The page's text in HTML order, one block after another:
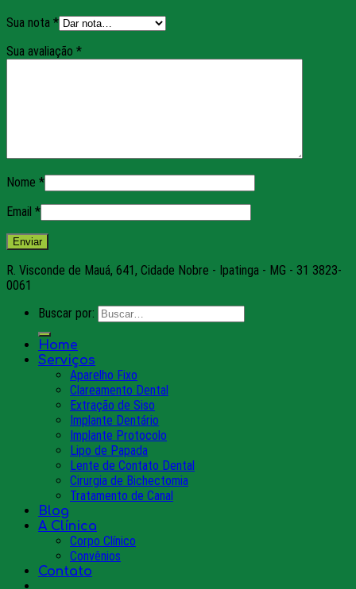
Sua nota *
Sua avaliação *
Nome *
Email *
R. Visconde de Mauá, 641, Cidade Nobre - Ipatinga - MG - 31 3823-
0061
Buscar por:
Home
Serviços
Aparelho Fixo
Clareamento Dental
Extração de Siso
Implante Dentário
Implante Protocolo
Lipo de Papada
Lente de Contato Dental
Cirurgia de Bichectomia
Tratamento de Canal
Blog
A Clínica
Corpo Clínico
Convênios
Contato